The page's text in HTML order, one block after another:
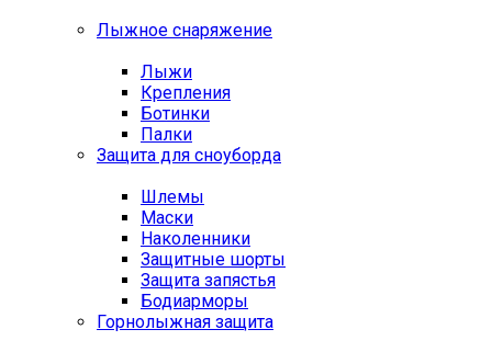
Лыжное снаряжение
Лыжи
Крепления
Ботинки
Палки
Защита для сноуборда
Шлемы
Маски
Наколенники
Защитные шорты
Защита запястья
Бодиарморы
Горнолыжная защита